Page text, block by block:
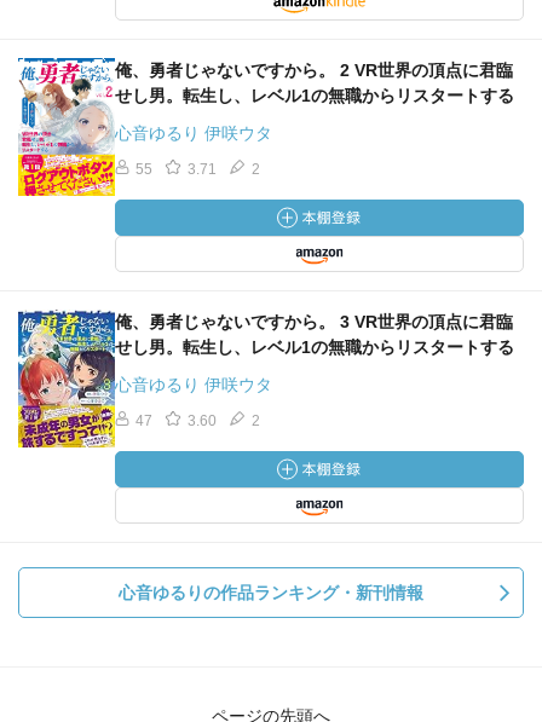
俺、勇者じゃないですから。 2 VR世界の頂点に君臨
せし男。転生し、レベル1の無職からリスタートする
心音ゆるり 伊咲ウタ
55 3.71 2
俺、勇者じゃないですから。 3 VR世界の頂点に君臨
せし男。転生し、レベル1の無職からリスタートする
心音ゆるり 伊咲ウタ
47 3.60 2
心音ゆるりの作品ランキング・新刊情報
ページの先頭へ